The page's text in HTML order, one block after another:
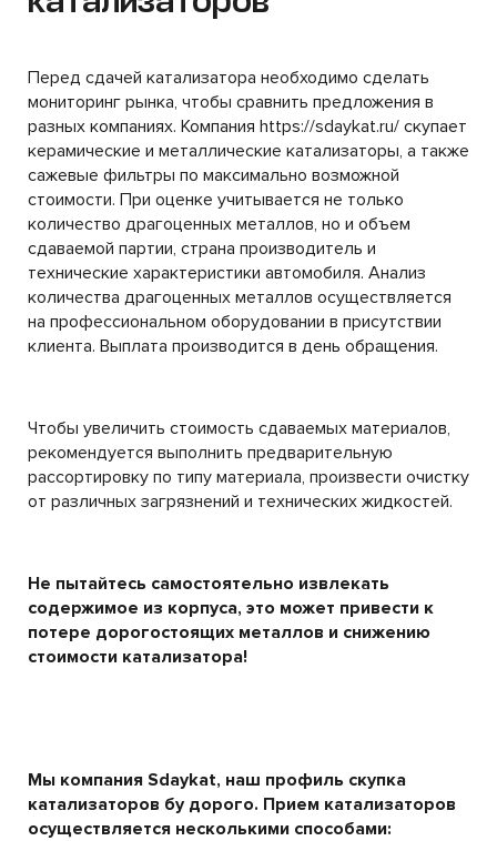
Перед сдачей катализатора необходимо сделать
мониторинг рынка, чтобы сравнить предложения в
разных компаниях. Компания https://sdaykat.ru/ скупает
керамические и металлические катализаторы, а также
сажевые фильтры по максимально возможной
стоимости. При оценке учитывается не только
количество драгоценных металлов, но и объем
сдаваемой партии, страна производитель и
технические характеристики автомобиля. Анализ
количества драгоценных металлов осуществляется
на профессиональном оборудовании в присутствии
клиента. Выплата производится в день обращения.
Чтобы увеличить стоимость сдаваемых материалов,
рекомендуется выполнить предварительную
рассортировку по типу материала, произвести очистку
от различных загрязнений и технических жидкостей.
Не пытайтесь самостоятельно извлекать
содержимое из корпуса, это может привести к
потере дорогостоящих металлов и снижению
стоимости катализатора!
Мы компания Sdaykat, наш профиль скупка
катализаторов бу дорого. Прием катализаторов
осуществляется несколькими способами: